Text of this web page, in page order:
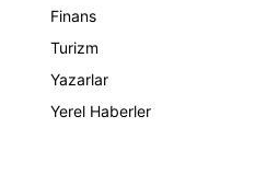
Finans
Turizm
Yazarlar
Yerel Haberler